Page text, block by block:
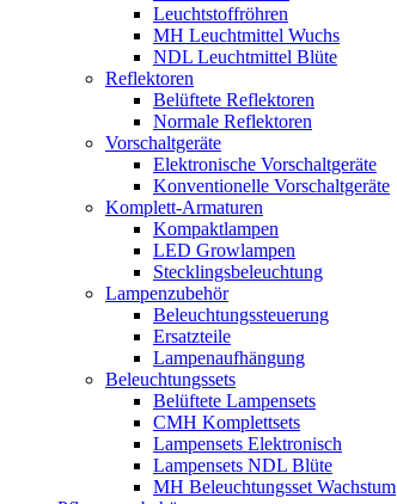
Leuchtstoffröhren
MH Leuchtmittel Wuchs
NDL Leuchtmittel Blüte
Reflektoren
Belüftete Reflektoren
Normale Reflektoren
Vorschaltgeräte
Elektronische Vorschaltgeräte
Konventionelle Vorschaltgeräte
Komplett-Armaturen
Kompaktlampen
LED Growlampen
Stecklingsbeleuchtung
Lampenzubehör
Beleuchtungssteuerung
Ersatzteile
Lampenaufhängung
Beleuchtungssets
Belüftete Lampensets
CMH Komplettsets
Lampensets Elektronisch
Lampensets NDL Blüte
MH Beleuchtungsset Wachstum